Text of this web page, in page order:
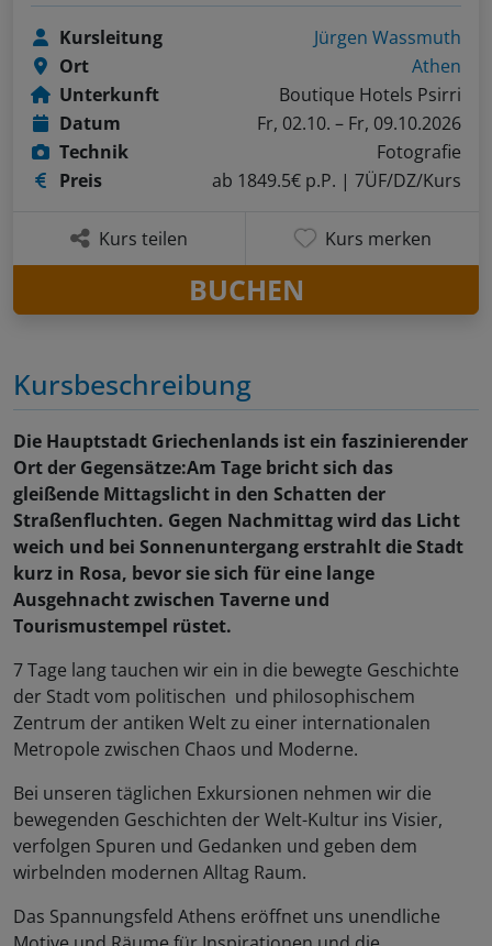
Kursbeschreibung
Die Hauptstadt Griechenlands ist ein faszinierender
Ort der Gegensätze:Am Tage bricht sich das
gleißende Mittagslicht in den Schatten der
Straßenfluchten. Gegen Nachmittag wird das Licht
weich und bei Sonnenuntergang erstrahlt die Stadt
kurz in Rosa, bevor sie sich für eine lange
Ausgehnacht zwischen Taverne und
Tourismustempel rüstet.
7 Tage lang tauchen wir ein in die bewegte Geschichte
der Stadt vom politischen und philosophischem
Zentrum der antiken Welt zu einer internationalen
Metropole zwischen Chaos und Moderne.
Bei unseren täglichen Exkursionen nehmen wir die
bewegenden Geschichten der Welt-Kultur ins Visier,
verfolgen Spuren und Gedanken und geben dem
wirbelnden modernen Alltag Raum.
Das Spannungsfeld Athens eröffnet uns unendliche
Kursleitung
Jürgen Wassmuth
Ort
Athen
Unterkunft
Boutique Hotels Psirri
Datum
Fr, 02.10. – Fr, 09.10.2026
Technik
Fotografie
Preis
ab 1849.5€ p.P. | 7ÜF/DZ/Kurs
Kurs teilen Kurs merken
BUCHEN